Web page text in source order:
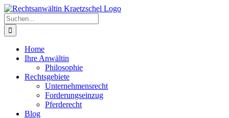
Zum
Inhalt
springen
Suche
nach:
Home
Ihre Anwältin
Philosophie
Rechtsgebiete
Unternehmensrecht
Forderungseinzug
Pferderecht
Blog